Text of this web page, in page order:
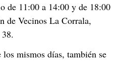
de 11:00 a 14:00 y de 18:00
de Vecinos La Corrala,
mismos días, también se